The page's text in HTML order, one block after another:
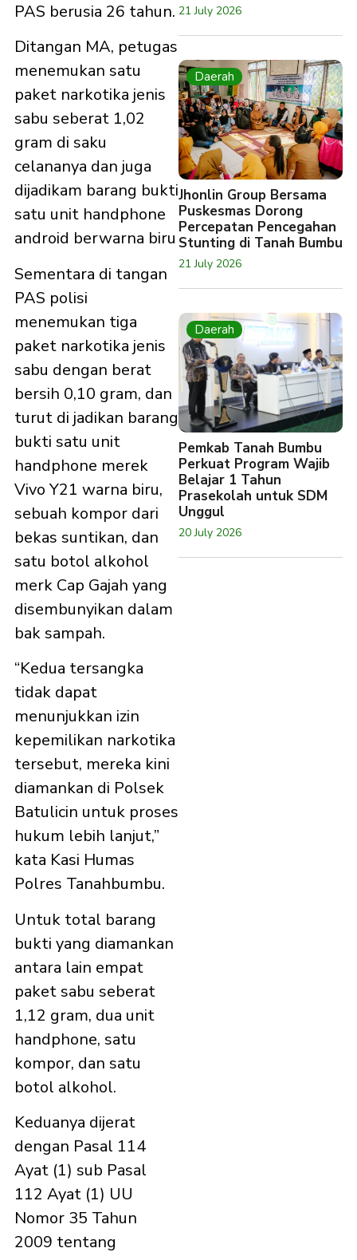
PAS berusia 26 tahun.
Ditangan MA, petugas
menemukan satu
paket narkotika jenis
sabu seberat 1,02
gram di saku
celananya dan juga
dijadikam barang bukti
satu unit handphone
android berwarna biru
Sementara di tangan
PAS polisi
menemukan tiga
paket narkotika jenis
sabu dengan berat
bersih 0,10 gram, dan
turut di jadikan barang
bukti satu unit
handphone merek
Vivo Y21 warna biru,
sebuah kompor dari
bekas suntikan, dan
satu botol alkohol
merk Cap Gajah yang
disembunyikan dalam
bak sampah.
“Kedua tersangka
tidak dapat
menunjukkan izin
kepemilikan narkotika
tersebut, mereka kini
diamankan di Polsek
Batulicin untuk proses
hukum lebih lanjut,”
kata Kasi Humas
Polres Tanahbumbu.
Untuk total barang
bukti yang diamankan
antara lain empat
paket sabu seberat
1,12 gram, dua unit
handphone, satu
kompor, dan satu
botol alkohol.
Keduanya dijerat
dengan Pasal 114
Ayat (1) sub Pasal
112 Ayat (1) UU
Nomor 35 Tahun
2009 tentang
21 July 2026
Daerah
Jhonlin Group Bersama
Puskesmas Dorong
Percepatan Pencegahan
Stunting di Tanah Bumbu
21 July 2026
Daerah
Pemkab Tanah Bumbu
Perkuat Program Wajib
Belajar 1 Tahun
Prasekolah untuk SDM
Unggul
20 July 2026